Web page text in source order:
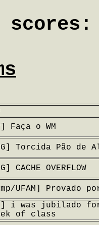
Faça o WM
Torcida Pão de
CACHE OVERFLOW
UFAM] Provado
i was jubilado
of class